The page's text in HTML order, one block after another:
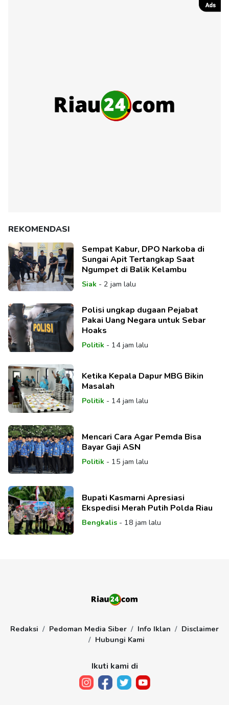
REKOMENDASI
Sempat Kabur, DPO Narkoba di
Sungai Apit Tertangkap Saat
Ngumpet di Balik Kelambu
Siak- 2 jam lalu
Polisi ungkap dugaan Pejabat
Pakai Uang Negara untuk Sebar
Hoaks
Politik- 14 jam lalu
Ketika Kepala Dapur MBG Bikin
Masalah
Politik- 14 jam lalu
Mencari Cara Agar Pemda Bisa
Bayar Gaji ASN
Politik- 15 jam lalu
Bupati Kasmarni Apresiasi
Ekspedisi Merah Putih Polda Riau
Bengkalis- 18 jam lalu
Redaksi Pedoman Media Siber Info Iklan
Disclaimer
Hubungi Kami
Ikuti kami di